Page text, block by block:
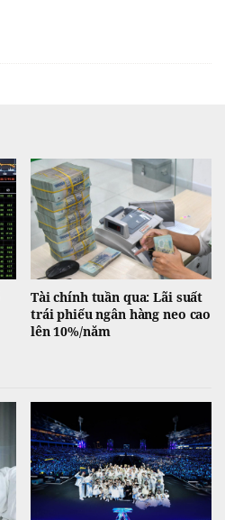
Tài chính tuần qua: Lãi suất
trái phiếu ngân hàng neo cao
lên 10%/năm